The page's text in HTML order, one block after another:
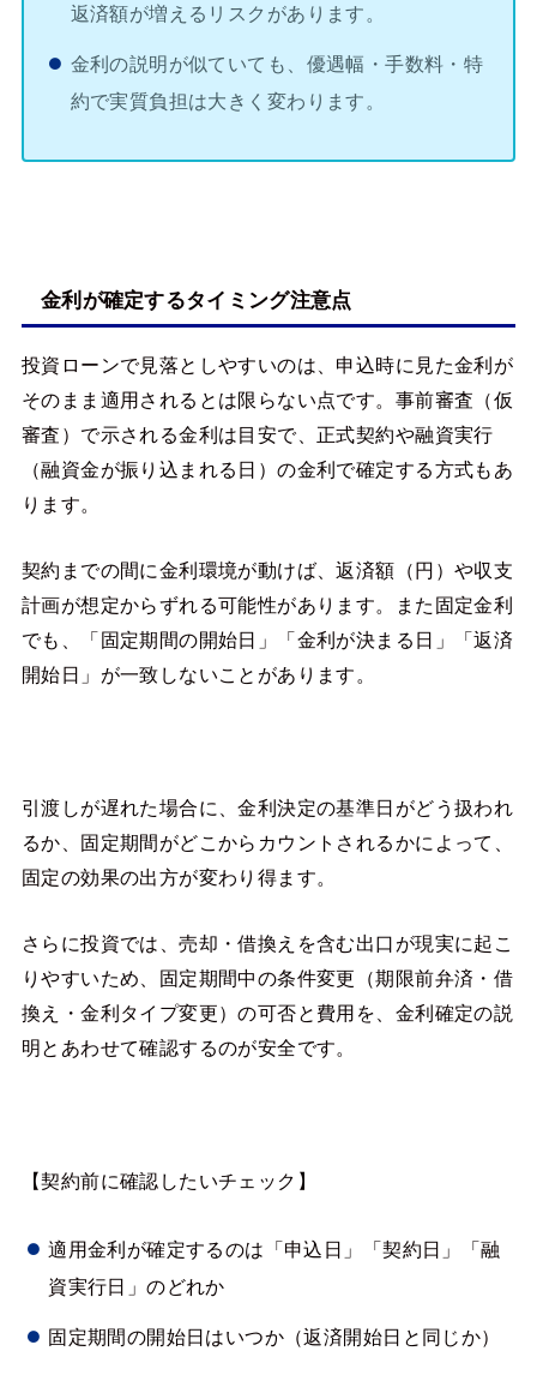
返済額が増えるリスクがあります。
金利の説明が似ていても、優遇幅・手数料・特
約で実質負担は大きく変わります。
金利が確定するタイミング注意点
投資ローンで見落としやすいのは、申込時に見た金利が
そのまま適用されるとは限らない点です。事前審査（仮
審査）で示される金利は目安で、正式契約や融資実行
（融資金が振り込まれる日）の金利で確定する方式もあ
ります。
契約までの間に金利環境が動けば、返済額（円）や収支
計画が想定からずれる可能性があります。また固定金利
でも、「固定期間の開始日」「金利が決まる日」「返済
開始日」が一致しないことがあります。
引渡しが遅れた場合に、金利決定の基準日がどう扱われ
るか、固定期間がどこからカウントされるかによって、
固定の効果の出方が変わり得ます。
さらに投資では、売却・借換えを含む出口が現実に起こ
りやすいため、固定期間中の条件変更（期限前弁済・借
換え・金利タイプ変更）の可否と費用を、金利確定の説
明とあわせて確認するのが安全です。
【契約前に確認したいチェック】
適用金利が確定するのは「申込日」「契約日」「融
資実行日」のどれか
固定期間の開始日はいつか（返済開始日と同じか）